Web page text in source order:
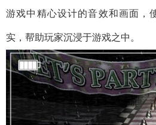
游戏中精心设计的音效和画面，
实，帮助玩家沉浸于游戏之中。